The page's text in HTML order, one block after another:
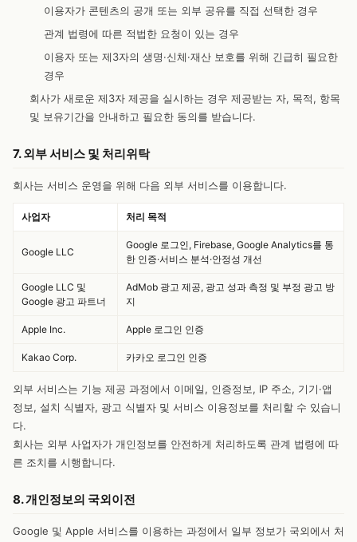
이용자가 콘텐츠의 공개 또는 외부 공유를 직접 선택한 경우
관계 법령에 따른 적법한 요청이 있는 경우
이용자 또는 제3자의 생명·신체·재산 보호를 위해 긴급히 필요한
경우
회사가 새로운 제3자 제공을 실시하는 경우 제공받는 자, 목적, 항목
및 보유기간을 안내하고 필요한 동의를 받습니다.
7. 외부 서비스 및 처리위탁
회사는 서비스 운영을 위해 다음 외부 서비스를 이용합니다.
사업자 처리 목적
Google LLC
Google 로그인, Firebase, Google Analytics를 통
한 인증·서비스 분석·안정성 개선
Google LLC 및
Google 광고 파트너
AdMob 광고 제공, 광고 성과 측정 및 부정 광고 방
지
Apple Inc. Apple 로그인 인증
Kakao Corp. 카카오 로그인 인증
외부 서비스는 기능 제공 과정에서 이메일, 인증정보, IP 주소, 기기·앱
정보, 설치 식별자, 광고 식별자 및 서비스 이용정보를 처리할 수 있습니
다.
회사는 외부 사업자가 개인정보를 안전하게 처리하도록 관계 법령에 따
른 조치를 시행합니다.
8. 개인정보의 국외이전
Google 및 Apple 서비스를 이용하는 과정에서 일부 정보가 국외에서 처